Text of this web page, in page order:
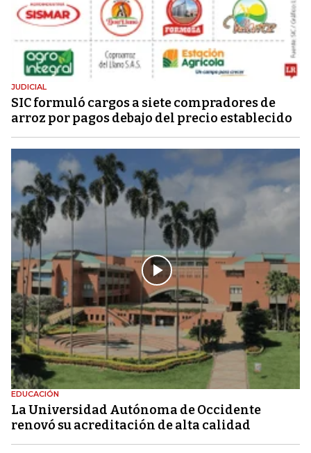
JUDICIAL
SIC formuló cargos a siete compradores de
arroz por pagos debajo del precio establecido
EDUCACIÓN
La Universidad Autónoma de Occidente
renovó su acreditación de alta calidad